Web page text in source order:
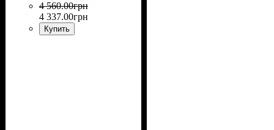
4 560.00грн
4 337.00грн
Купить